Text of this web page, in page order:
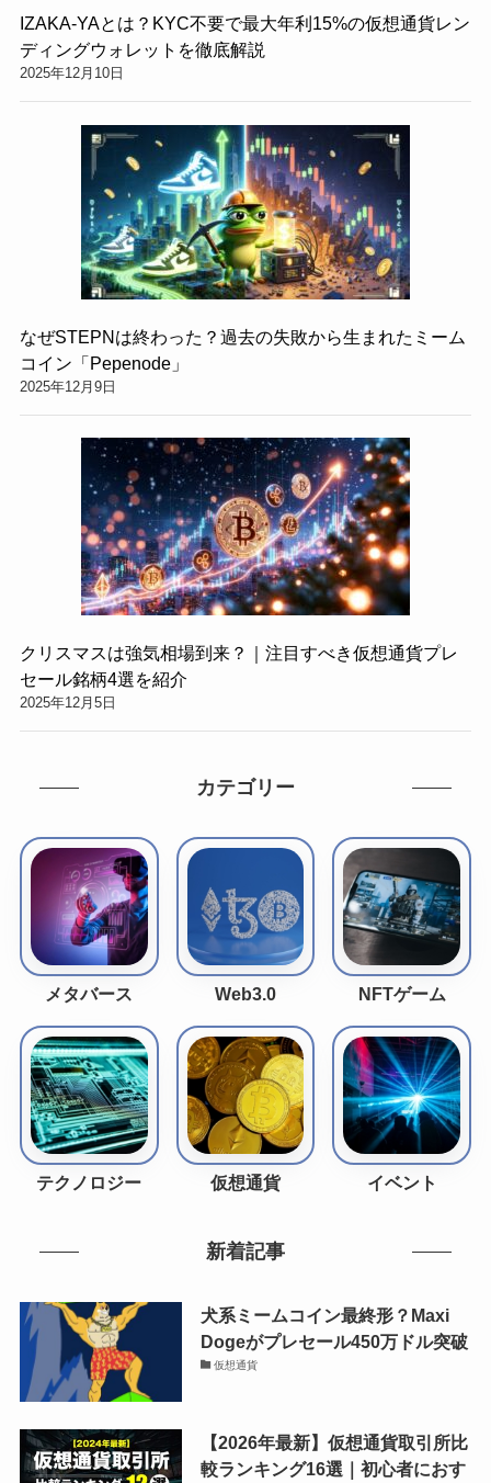
IZAKA-YAとは？KYC不要で最大年利15%の仮想通貨レン
ディングウォレットを徹底解説
2025年12月10日
なぜSTEPNは終わった？過去の失敗から生まれたミーム
コイン「Pepenode」
2025年12月9日
クリスマスは強気相場到来？｜注目すべき仮想通貨プレ
セール銘柄4選を紹介
2025年12月5日
カテゴリー
メタバース Web3.0 NFTゲーム
テクノロジー 仮想通貨 イベント
新着記事
犬系ミームコイン最終形？Maxi
Dogeがプレセール450万ドル突破
仮想通貨
【2026年最新】仮想通貨取引所比
較ランキング16選｜初心者におす